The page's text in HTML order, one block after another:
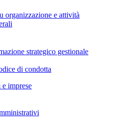
organizzazione e attività
strategico gestionale
di condotta
imprese